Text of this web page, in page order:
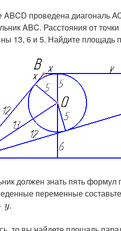
проведена диагональ
ABC. Расстояния от
13, 6 и 5. Найдите площадь
должен знать пять
переменные
y​.